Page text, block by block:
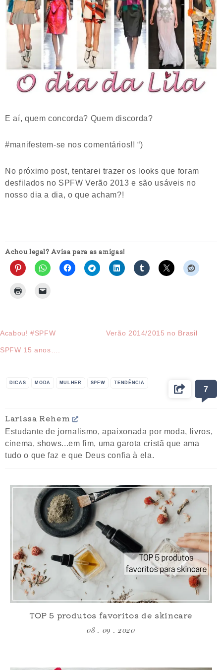
E aí, quem concorda? Quem discorda?
#manifestem-se nos comentários!! “)
No próximo post, tentarei trazer os looks que foram
desfilados no SPFW Verão 2013 e são usáveis no
nosso dia a dia, o que acham?!
Achou legal? Avisa para as amigas!
Acabou! #SPFW Verão 2014/2015 no Brasil
SPFW 15 anos….
DICAS MODA MULHER SPFW TENDÊNCIA
7
Larissa Rehem
Estudante de jornalismo, apaixonada por moda, livros,
cinema, shows...em fim, uma garota cristã que ama
tudo o que faz e que Deus confia à ela.
TOP 5 produtos favoritos de skincare
08 . 09 . 2020